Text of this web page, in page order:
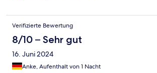
Verifizierte Bewertung
8/10 – Sehr gut
16. Juni 2024
Anke, Aufenthalt von 1 Nacht